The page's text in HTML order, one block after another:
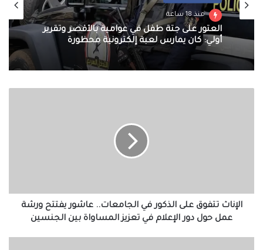
منذ 18 ساعة
العثور على جثة طفل في عوامية بالأقصر وتقرير
أولي: كان يمارس لعبة إلكترونية محظورة
ورشة
عملالإناث تتفوق على الذكور في الجامعات.. عاشور يفتتح ورشة
عمل حول دور الإعلام في تعزيز المساواة بين الجنسين